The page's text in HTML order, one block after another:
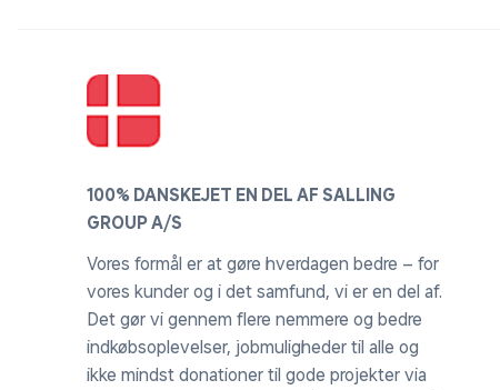
100% DANSKEJET EN DEL AF SALLING
GROUP A/S
Vores formål er at gøre hverdagen bedre – for
vores kunder og i det samfund, vi er en del af.
Det gør vi gennem flere nemmere og bedre
indkøbsoplevelser, jobmuligheder til alle og
ikke mindst donationer til gode projekter via